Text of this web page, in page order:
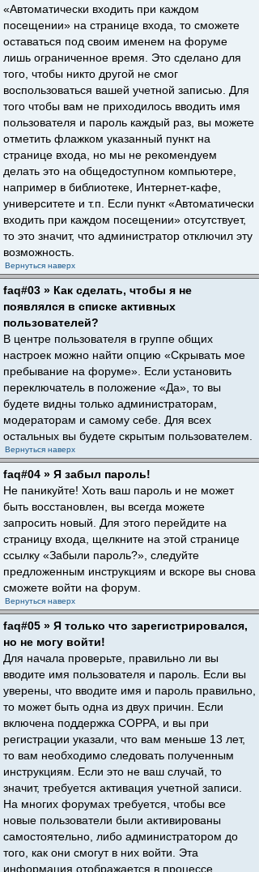
«Автоматически входить при каждом
посещении» на странице входа, то сможете
оставаться под своим именем на форуме
лишь ограниченное время. Это сделано для
того, чтобы никто другой не смог
воспользоваться вашей учетной записью. Для
того чтобы вам не приходилось вводить имя
пользователя и пароль каждый раз, вы можете
отметить флажком указанный пункт на
странице входа, но мы не рекомендуем
делать это на общедоступном компьютере,
например в библиотеке, Интернет-кафе,
университете и т.п. Если пункт «Автоматически
входить при каждом посещении» отсутствует,
то это значит, что администратор отключил эту
возможность.
Вернуться наверх
faq#03 » Как сделать, чтобы я не
появлялся в списке активных
пользователей?
В центре пользователя в группе общих
настроек можно найти опцию «Скрывать мое
пребывание на форуме». Если установить
переключатель в положение «Да», то вы
будете видны только администраторам,
модераторам и самому себе. Для всех
остальных вы будете скрытым пользователем.
Вернуться наверх
faq#04 » Я забыл пароль!
Не паникуйте! Хоть ваш пароль и не может
быть восстановлен, вы всегда можете
запросить новый. Для этого перейдите на
страницу входа, щелкните на этой странице
ссылку «Забыли пароль?», следуйте
предложенным инструкциям и вскоре вы снова
сможете войти на форум.
Вернуться наверх
faq#05 » Я только что зарегистрировался,
но не могу войти!
Для начала проверьте, правильно ли вы
вводите имя пользователя и пароль. Если вы
уверены, что вводите имя и пароль правильно,
то может быть одна из двух причин. Если
включена поддержка COPPA, и вы при
регистрации указали, что вам меньше 13 лет,
то вам необходимо следовать полученным
инструкциям. Если это не ваш случай, то
значит, требуется активация учетной записи.
На многих форумах требуется, чтобы все
новые пользователи были активированы
самостоятельно, либо администратором до
того, как они смогут в них войти. Эта
информация отображается в процессе